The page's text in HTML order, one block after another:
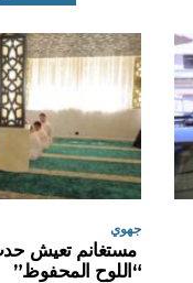
جهوي
مستغانم تعيش
“اللوح المحفوظ”